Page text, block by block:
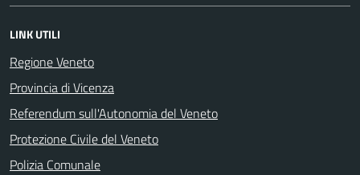
LINK UTILI
Regione Veneto
Provincia di Vicenza
Referendum sull'Autonomia del Veneto
Protezione Civile del Veneto
Polizia Comunale